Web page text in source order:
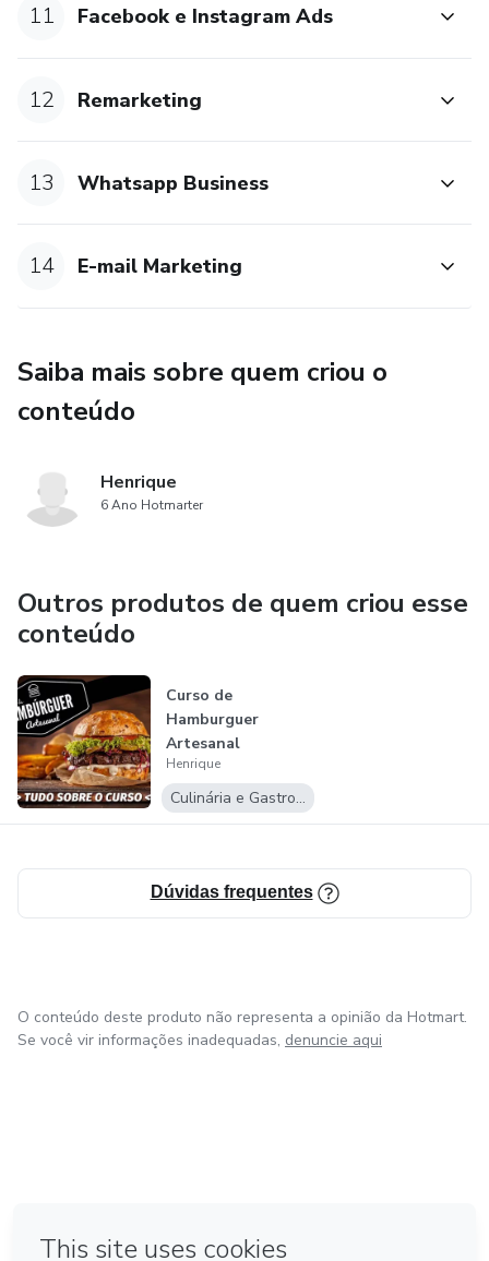
11 Facebook e Instagram Ads
12 Remarketing
13 Whatsapp Business
14 E-mail Marketing
Saiba mais sobre quem criou o
conteúdo
Henrique
6 Ano Hotmarter
Outros produtos de quem criou esse
conteúdo
Curso de
Hamburguer
Artesanal
Henrique
Culinária e Gastronomia
Dúvidas frequentes
O conteúdo deste produto não representa a opinião da Hotmart.
Se você vir informações inadequadas, denuncie aqui
Feito com ❤ em Bogotá